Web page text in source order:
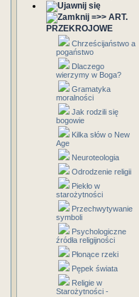
=>> ART.
PRZEKROJOWE
Chrześcijaństwo a
pogaństwo
Dlaczego
wierzymy w Boga?
Gramatyka
moralności
Jak rodzili się
bogowie
Kilka słów o New
Age
Neuroteologia
Odrodzenie religii
Piekło w
starożytności
Przechwytywanie
symboli
Psychologiczne
źródła religijności
Płonące rzeki
Pępek świata
Religie w
Starożytności -